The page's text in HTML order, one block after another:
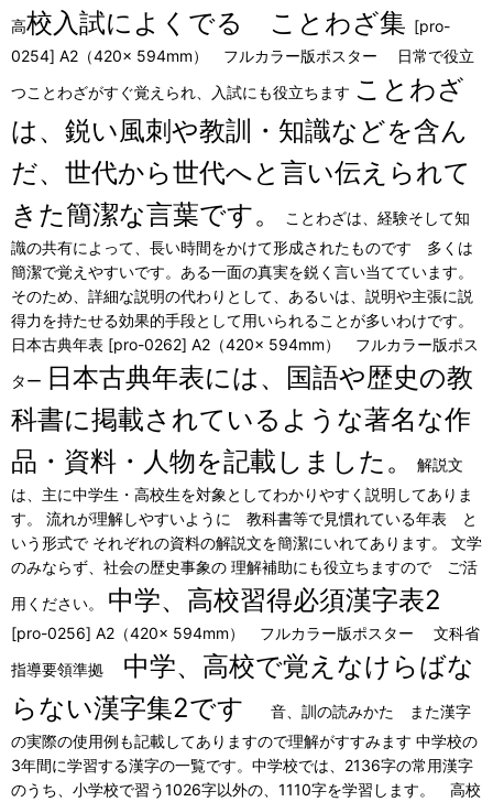
高校入試によくでる ことわざ集 [pro-
0254] A2（420× 594mm） フルカラー版ポスター 日常で役立
つことわざがすぐ覚えられ、入試にも役立ちます ことわざ
は、鋭い風刺や教訓・知識などを含ん
だ、世代から世代へと言い伝えられて
きた簡潔な言葉です。
ことわざは、経験そして知
識の共有によって、長い時間をかけて形成されたものです 多くは
簡潔で覚えやすいです。ある一面の真実を鋭く言い当てています。
そのため、詳細な説明の代わりとして、あるいは、説明や主張に説
得力を持たせる効果的手段として用いられることが多いわけです。
日本古典年表 [pro-0262] A2（420× 594mm） フルカラー版ポス
ター 日本古典年表には、国語や歴史の教
科書に掲載されているような著名な作
品・資料・人物を記載しました。
解説文
は、主に中学生・高校生を対象としてわかりやすく説明してありま
す。 流れが理解しやすいように 教科書等で見慣れている年表 と
いう形式で それぞれの資料の解説文を簡潔にいれてあります。 文学
のみならず、社会の歴史事象の 理解補助にも役立ちますので ご活
用ください。 中学、高校習得必須漢字表2
[pro-0256] A2（420× 594mm） フルカラー版ポスター 文科省
指導要領準拠 中学、高校で覚えなけらばな
らない漢字集2です
音、訓の読みかた また漢字
の実際の使用例も記載してありますので理解がすすみます 中学校の
3年間に学習する漢字の一覧です。中学校では、2136字の常用漢字
のうち、小学校で習う1026字以外の、1110字を学習します。 高校